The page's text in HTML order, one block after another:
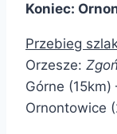
Koniec:
Przebieg
Orzesze:
Górne (15km)
Ornontowice